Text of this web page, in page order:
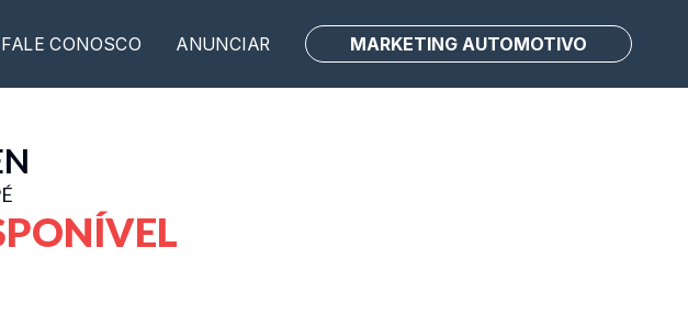
FALE CONOSCO ANUNCIAR MARKETING AUTOMOTIVO